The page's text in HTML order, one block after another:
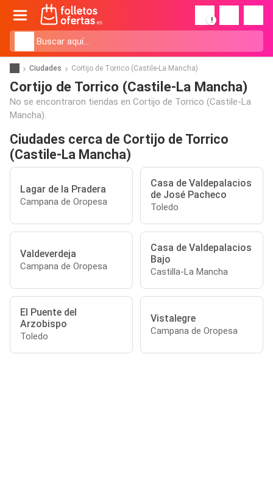
!
Ciudades Cortijo de Torrico (Castile-La Mancha)
Cortijo de Torrico (Castile-La Mancha)
No se encontraron tiendas en Cortijo de Torrico (Castile-La
Mancha).
Ciudades cerca de Cortijo de Torrico
(Castile-La Mancha)
Lagar de la Pradera
Campana de Oropesa
Casa de Valdepalacios
de José Pacheco
Toledo
Valdeverdeja
Campana de Oropesa
Casa de Valdepalacios
Bajo
Castilla-La Mancha
El Puente del
Arzobispo
Toledo
Vistalegre
Campana de Oropesa